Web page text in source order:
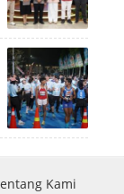
Kami